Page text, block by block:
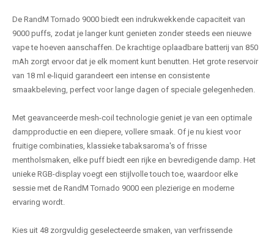
De RandM Tornado 9000 biedt een indrukwekkende capaciteit van
9000 puffs, zodat je langer kunt genieten zonder steeds een nieuwe
vape te hoeven aanschaffen. De krachtige oplaadbare batterij van 850
mAh zorgt ervoor dat je elk moment kunt benutten. Het grote reservoir
van 18 ml e-liquid garandeert een intense en consistente
smaakbeleving, perfect voor lange dagen of speciale gelegenheden.
Met geavanceerde mesh-coil technologie geniet je van een optimale
dampproductie en een diepere, vollere smaak. Of je nu kiest voor
fruitige combinaties, klassieke tabaksaroma's of frisse
mentholsmaken, elke puff biedt een rijke en bevredigende damp. Het
unieke RGB-display voegt een stijlvolle touch toe, waardoor elke
sessie met de RandM Tornado 9000 een plezierige en moderne
ervaring wordt.
Kies uit 48 zorgvuldig geselecteerde smaken, van verfrissende